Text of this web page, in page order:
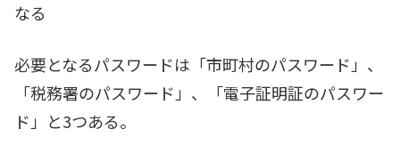
なる
必要となるパスワードは「市町村のパスワード」、
「税務署のパスワード」、「電子証明証のパスワー
ド」と3つある。